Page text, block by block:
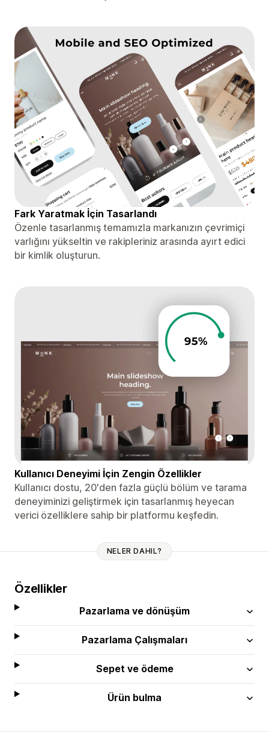
Fark Yaratmak İçin Tasarlandı
Özenle tasarlanmış temamızla markanızın çevrimiçi
varlığını yükseltin ve rakipleriniz arasında ayırt edici
bir kimlik oluşturun.
Kullanıcı Deneyimi İçin Zengin Özellikler
Kullanıcı dostu, 20'den fazla güçlü bölüm ve tarama
deneyiminizi geliştirmek için tasarlanmış heyecan
verici özelliklere sahip bir platformu keşfedin.
NELER DAHIL?
Özellikler
Pazarlama ve dönüşüm
Pazarlama Çalışmaları
Sepet ve ödeme
Ürün bulma